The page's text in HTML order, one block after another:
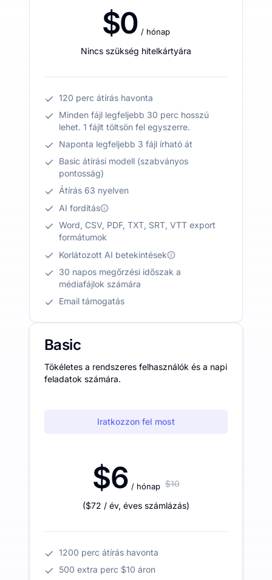
$0 / hónap
Nincs szükség hitelkártyára
120 perc átírás havonta
Minden fájl legfeljebb 30 perc hosszú
lehet. 1 fájlt töltsön fel egyszerre.
Naponta legfeljebb 3 fájl írható át
Basic átírási modell (szabványos
pontosság)
Átírás 63 nyelven
AI fordítás
Word, CSV, PDF, TXT, SRT, VTT export
formátumok
Korlátozott AI betekintések
30 napos megőrzési időszak a
médiafájlok számára
Email támogatás
Basic
Tökéletes a rendszeres felhasználók és a napi
feladatok számára.
Iratkozzon fel most
$6 / hónap $10
($72 / év, éves számlázás)
1200 perc átírás havonta
500 extra perc $10 áron